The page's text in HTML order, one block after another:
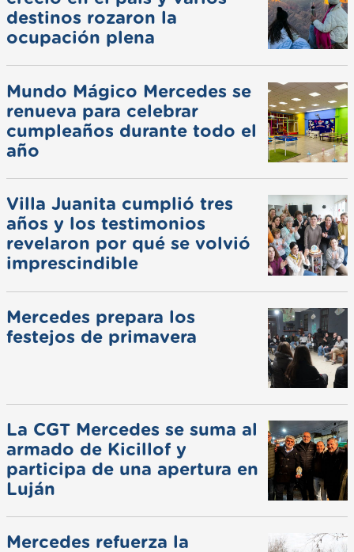
destinos rozaron la
ocupación plena
Mundo Mágico Mercedes se
renueva para celebrar
cumpleaños durante todo el
año
Villa Juanita cumplió tres
años y los testimonios
revelaron por qué se volvió
imprescindible
Mercedes prepara los
festejos de primavera
La CGT Mercedes se suma al
armado de Kicillof y
participa de una apertura en
Luján
Mercedes refuerza la